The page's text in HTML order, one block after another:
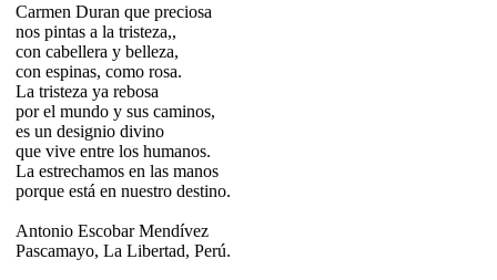
Carmen Duran que preciosa
nos pintas a la tristeza,,
con cabellera y belleza,
con espinas, como rosa.
La tristeza ya rebosa
por el mundo y sus caminos,
es un designio divino
que vive entre los humanos.
La estrechamos en las manos
porque está en nuestro destino.
Antonio Escobar Mendívez
Pascamayo, La Libertad, Perú.